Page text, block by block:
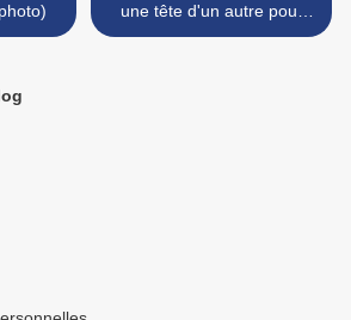
une tête d'un autre pour
Sandrine >